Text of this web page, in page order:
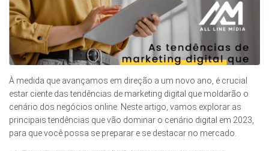
À medida que avançamos em direção a um novo ano, é crucial
estar ciente das tendências de marketing digital que moldarão o
cenário dos negócios online. Neste artigo, vamos explorar as
principais tendências que vão dominar o cenário digital em 2023,
para que você possa se preparar e se destacar no mercado.